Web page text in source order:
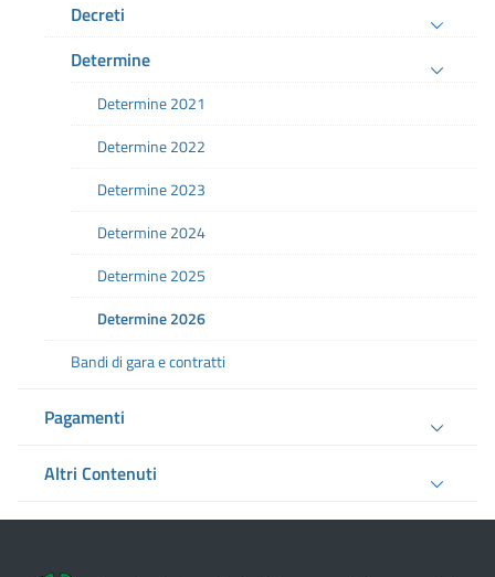
Decreti
Determine
Determine 2021
Determine 2022
Determine 2023
Determine 2024
Determine 2025
Determine 2026
Bandi di gara e contratti
Pagamenti
Altri Contenuti